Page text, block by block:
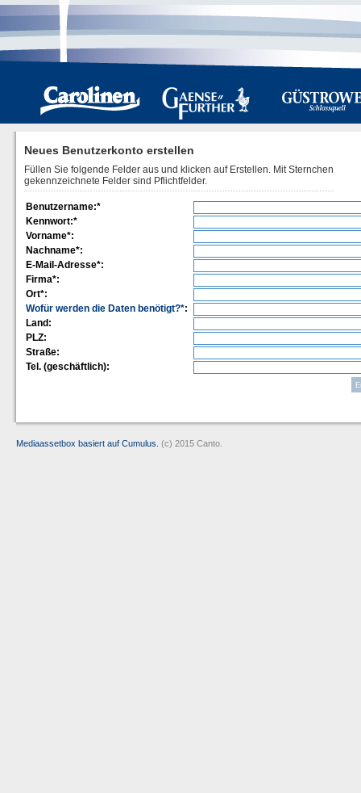
Neues Benutzerkonto erstellen
Füllen Sie folgende Felder aus und klicken auf Erstellen. Mit Sternchen
gekennzeichnete Felder sind Pflichtfelder.
Benutzername:*
Kennwort:*
Vorname*:
Nachname*:
E-Mail-Adresse*:
Firma*:
Ort*:
Wofür werden die Daten benötigt?*:
Land:
PLZ:
Straße:
Tel. (geschäftlich):
Mediaassetbox basiert auf Cumulus. (c) 2015 Canto.